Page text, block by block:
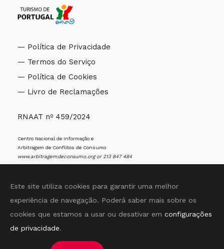
— Política de Privacidade
— Termos do Serviço
— Política de Cookies
— Livro de Reclamações
RNAAT nº 459/2024
Centro Nacional de Informação e
Arbitragem de Conflitos de Consumo
www.arbitragemdeconsumo.orgor 213 847 484
© 2025 Sentir Aveiro All Rights Reserved. Rossana
Este site utiliza cookies para garantir uma melhor
experiência de navegação. Poderá saber mais sobre os
cookies que estamos a usar ou desativar em configurações
de privacidade.